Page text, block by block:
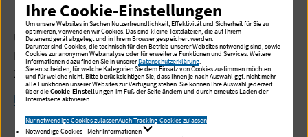
Unser Team
Unser spezialisiertes Team aus Ärzten, Ärztinnen und
Pflegekräften mit verschiedenen
Zusatzqualifikationen steht für Sie bereit.
Mehr lesen
Ihre Cookie-Einstellungen
Um unsere Websites in Sachen Nutzerfreundlichkeit, Effektivität und Sicherheit für Sie zu
optimieren, verwenden wir Cookies. Das sind kleine Textdateien, die auf Ihrem
Datenendgerät abgelegt und in Ihrem Browser gespeichert werden.
Darunter sind Cookies, die technisch für den Betrieb unserer Websites notwendig sind, sowie
Cookies zur anonymen Webanalyse oder für erweiterte Funktionen und Services. Weitere
Informationen dazu finden Sie in unsererDatenschutzerklärung.
Sie entscheiden, für welche Kategorien Sie dem Einsatz von Cookies zustimmen möchten
und für welche nicht. Bitte berücksichtigen Sie, dass Ihnen je nach Auswahl ggf. nicht mehr
alle Funktionen unserer Websites zur Verfügung stehen. Sie können Ihre Auswahl jederzeit
über dieCookie-Einstellungen im Fuß der Seite ändern und durch erneutes Laden der
Internetseite aktivieren.
Nur notwendige Cookies zulassenAuch Tracking-Cookies zulassen
Notwendige Cookies - Mehr Informationen